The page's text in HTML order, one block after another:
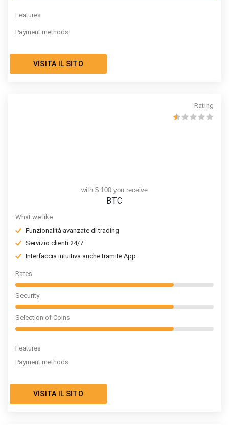
Features
Payment methods
VISITA IL SITO
Rating
with $ 100 you receive
BTC
What we like
Funzionalità avanzate di trading
Servizio clienti 24/7
Interfaccia intuitiva anche tramite App
Rates
Security
Selection of Coins
Features
Payment methods
VISITA IL SITO